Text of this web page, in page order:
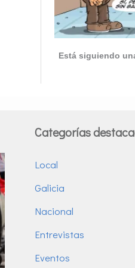
Está siguiendo
Categorías
Local
Galicia
Nacional
Entrevistas
Eventos